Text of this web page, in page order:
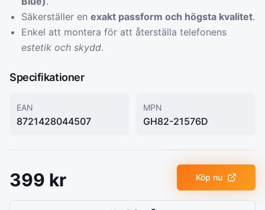
Säkerställer en exakt passform och högsta kvalitet.
Enkel att montera för att återställa telefonens
estetik och skydd.
Specifikationer
EAN
8721428044507
MPN
GH82-21576D
399 kr Köp nu